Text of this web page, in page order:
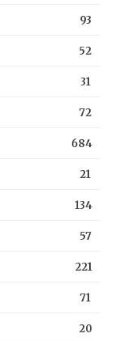
93
52
31
72
684
21
134
57
221
71
20